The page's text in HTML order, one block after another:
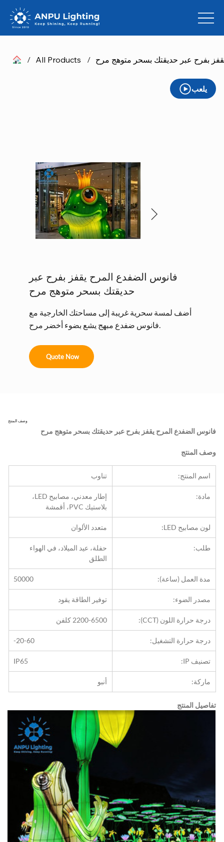
/ All Products / بفرح عبر حديقتك بسحر متوهج مرح
يلعب
فانوس الضفدع المرح يقفز بفرح عبر
حديقتك بسحر متوهج مرح
أضف لمسة سحرية غريبة إلى مساحتك الخارجية مع
Quote Now
وصف المنتج
فانوس الضفدع المرح يقفز بفرح عبر حديقتك بسحر متوهج مرح
وصف المنتج
اسم المنتج: تناوب
مادة:
إطار معدني، مصابيح LED،
بلاستيك PVC، أقمشة
لون مصابيح LED: متعدد الألوان
طلب:
حفلة، عيد الميلاد، في الهواء
الطلق
مدة العمل (ساعة): 50000
مصدر الضوء: توفير الطاقة يقود
درجة حرارة اللون (CCT): 2200-6500 كلفن
درجة حرارة التشغيل: -20-60
تصنيف IP: IP65
ماركة: أنبو
تفاصيل المنتج